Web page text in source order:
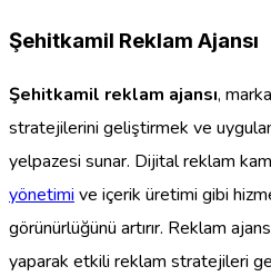
Şehitkamil Reklam Ajansı
Şehitkamil reklam ajansı,
stratejilerini geliştirmek ve
yelpazesi sunar. Dijital reklam
yönetimi ve içerik üretimi gibi
görünürlüğünü artırır. Reklam
yaparak etkili reklam stratejileri